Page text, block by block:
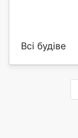
Всі будіве